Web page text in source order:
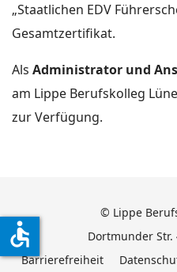
„Staatlichen EDV
Gesamtzertifikat.
Als Administrator und
am Lippe Berufskolleg
zur Verfügung.
© Lippe
Dortmunder Str.
Barrierefreiheit
accessible